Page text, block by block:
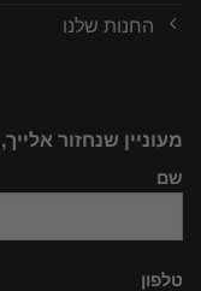
החנות שלנו
מעוניין שנחזור
שם
טלפון